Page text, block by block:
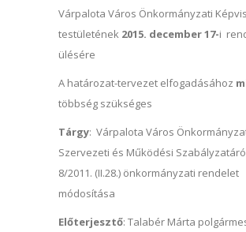
Várpalota Város Önkormányzati
testületének 2015. december 17-i
ülésére
A határozat-tervezet elfogadásához
többség szükséges
Tárgy: Várpalota Város
Szervezeti és Működési
8/2011. (II.28.) önkormányzati rendelet
módosítása
Előterjesztő: Talabér Márta